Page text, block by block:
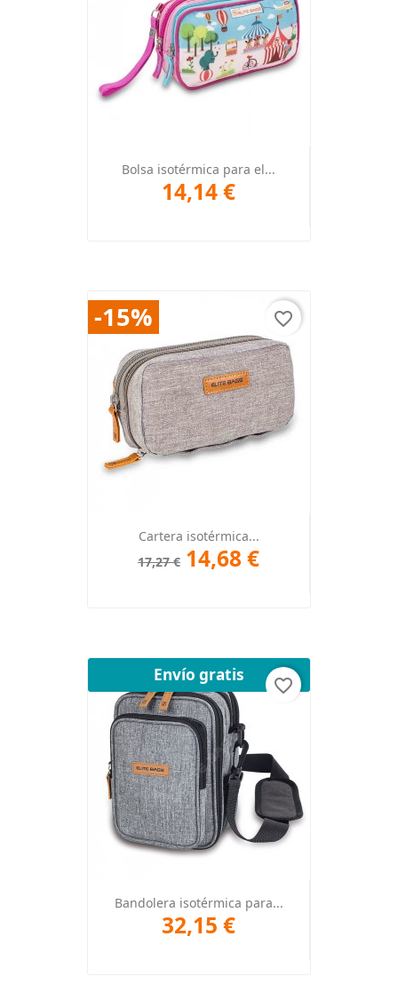
Bolsa isotérmica para el...
14,14 €
Cartera isotérmica...
17,27 € 14,68 €
-15% favorite_border
Bandolera isotérmica para...
32,15 €
Envío gratis
favorite_border